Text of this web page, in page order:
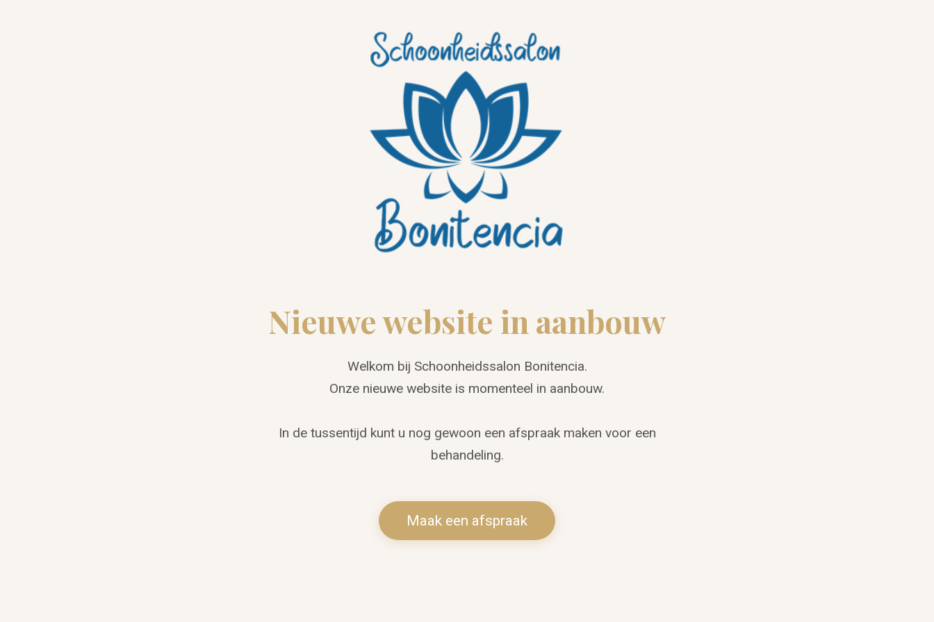
Nieuwe website in aanbouw
Welkom bij Schoonheidssalon Bonitencia.
Onze nieuwe website is momenteel in aanbouw.
In de tussentijd kunt u nog gewoon een afspraak maken voor een
behandeling.
Maak een afspraak